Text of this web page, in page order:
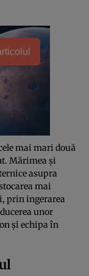
mai mari două
Mărimea și
asupra
mai
prin ingerarea
unor
și echipa în